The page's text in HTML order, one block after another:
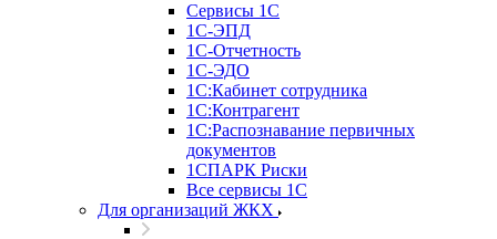
Сервисы 1С
1С-ЭПД
1С-Отчетность
1С-ЭДО
1С:Кабинет сотрудника
1С:Контрагент
1С:Распознавание первичных
документов
1СПАРК Риски
Все сервисы 1С
Для организаций ЖКХ